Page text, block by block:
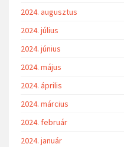
2024. augusztus
2024. július
2024. június
2024. május
2024. április
2024. március
2024. február
2024. január